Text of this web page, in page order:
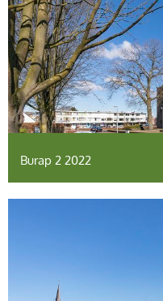
Burap 2 2022